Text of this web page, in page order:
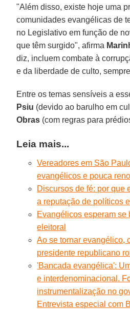
"Além disso, existe hoje uma
comunidades evangélicas de
no Legislativo em função de
que têm surgido", afirma
diz, incluem combate à
e da liberdade de culto,
Entre os temas sensíveis a
Psiu (devido ao barulho em
Obras (com regras para
Leia mais...
Vereadores em São
evangélicos e pouca
Discursos de fé: por que
a reputação de políticos
Evangélicos esperam se
eleitoral
Ao se tornar evangélico,
presidente republicano
'Bancada evangélica':
e interdenominacional.
instrumentalização no
Entrevista especial com